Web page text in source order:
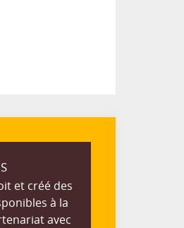
et créé des
à la
avec